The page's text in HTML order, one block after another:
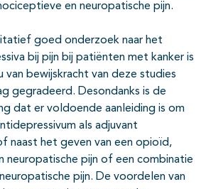
en neuropatische pijn.
goed onderzoek naar het
bij pijn bij patiënten met kanker is
van bewijskracht van deze studies
gegradeerd. Desondanks is de
dat er voldoende aanleiding is om
als adjuvant
naast het geven van een opioïd,
neuropatische pijn of een combinatie
pijn. De voordelen van